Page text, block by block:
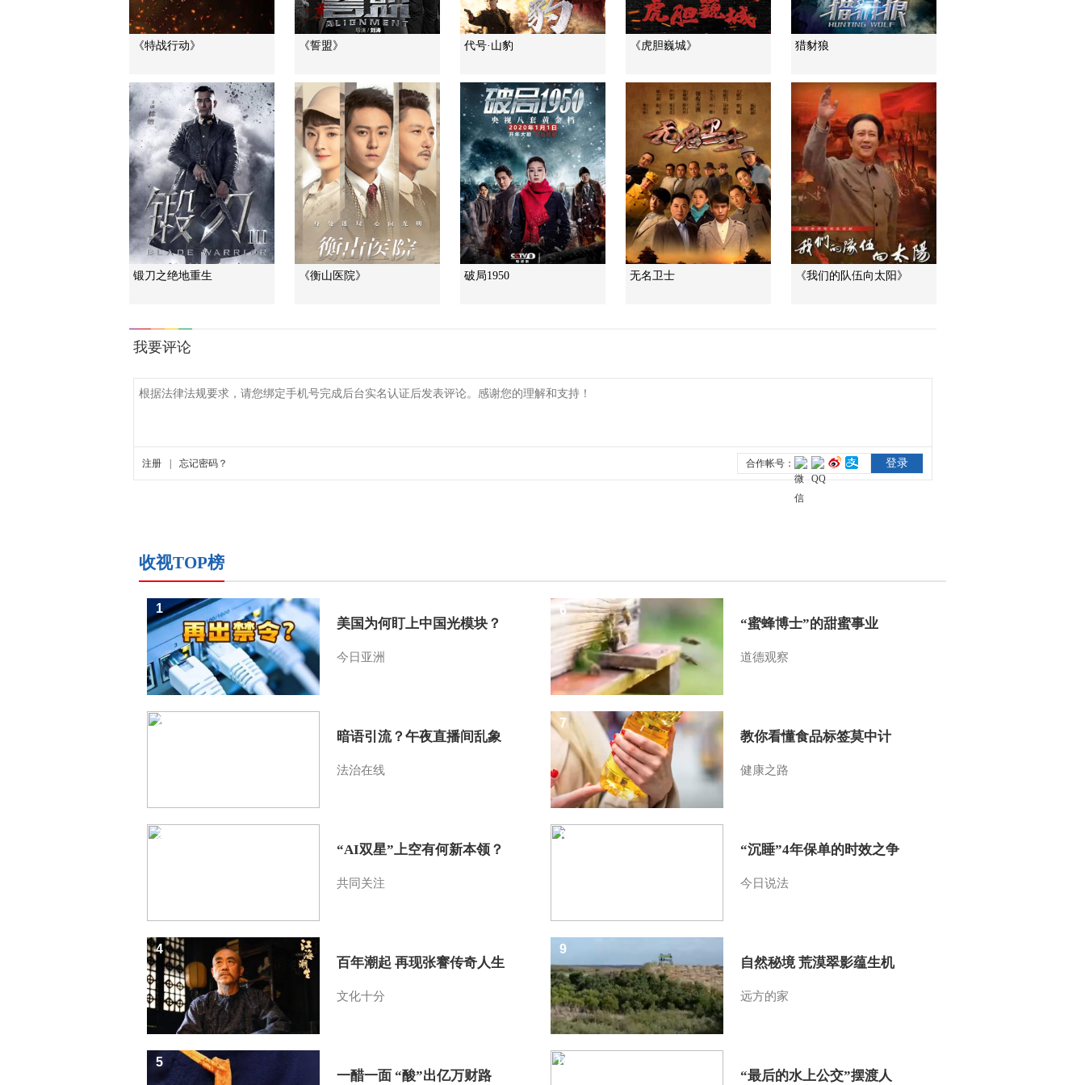
《特战行动》 《誓盟》 代号·山豹 《虎胆巍城》 猎豺狼
锻刀之绝地重生 《衡山医院》 破局1950 无名卫士 《我们的队伍向太阳》
收视TOP榜
美国为何盯上中国光模块？
今日亚洲
1
暗语引流？午夜直播间乱象
法治在线
2
“AI双星”上空有何新本领？
共同关注
3
百年潮起 再现张謇传奇人生
文化十分
4
一醋一面 “酸”出亿万财路
5
“蜜蜂博士”的甜蜜事业
道德观察
6
教你看懂食品标签莫中计
健康之路
7
“沉睡”4年保单的时效之争
今日说法
8
自然秘境 荒漠翠影蕴生机
远方的家
9
“最后的水上公交”摆渡人
10